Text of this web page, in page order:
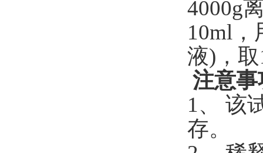
4000g
10ml，
液)，
注意
1、 该
存。